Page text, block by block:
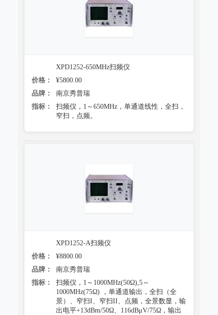
XPD1252-650MHz扫频仪
价格：
¥5800.00
品牌：
南京秀普瑞
指标：
扫频仪，1～650MHz，单通道线性，全扫，
窄扫，点频。
XPD1252-A扫频仪
价格：
¥8800.00
品牌：
南京秀普瑞
指标：
扫频仪，1～1000MHz(50Ω),5～
1000MHz(75Ω) ，单通道输出，全扫（全
景）、窄扫I、窄扫II、点频，全景数显，输
出电平+13dBm/50Ω、116dBμV/75Ω，输出